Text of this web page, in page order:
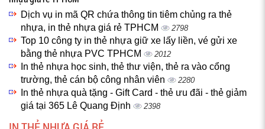
Dịch vụ in mã QR chứa thông tin tiêm chủng ra thẻ
nhựa, in thẻ nhựa giá rẻ TPHCM
2798
Top 10 công ty in thẻ nhựa giữ xe lấy liền, vé gửi xe
bằng thẻ nhựa PVC TPHCM
2012
In thẻ nhựa học sinh, thẻ thư viện, thẻ ra vào cổng
trường, thẻ cán bộ công nhân viên
2280
In thẻ nhựa quà tặng - Gift Card - thẻ ưu đãi - thẻ giảm
giá tại 365 Lê Quang Định
2398